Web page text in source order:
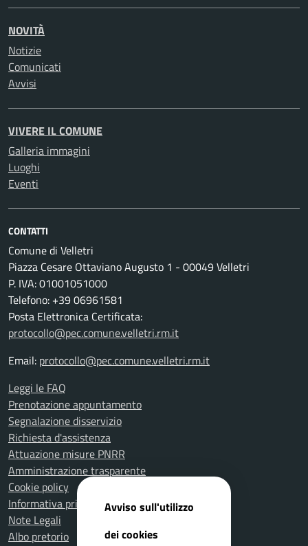
NOVITÀ
Notizie
Comunicati
Avvisi
VIVERE IL COMUNE
Galleria immagini
Luoghi
Eventi
CONTATTI
Comune di Velletri
Piazza Cesare Ottaviano Augusto 1 - 00049 Velletri
P. IVA: 01001051000
Telefono: +39 06961581
Posta Elettronica Certificata:
protocollo@pec.comune.velletri.rm.it
Email: protocollo@pec.comune.velletri.rm.it
Leggi le FAQ
Prenotazione appuntamento
Segnalazione disservizio
Richiesta d'assistenza
Attuazione misure PNRR
Amministrazione trasparente
Cookie policy
Informativa privacy
Note Legali
Albo pretorio
Avviso sull'utilizzo
dei cookies